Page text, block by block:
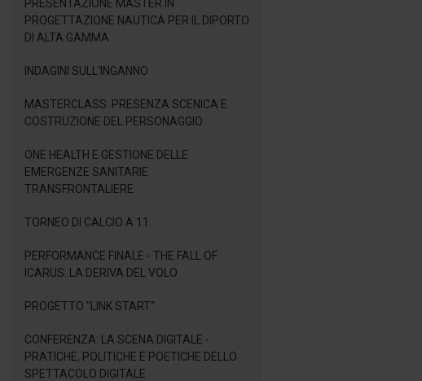
PRESENTAZIONE MASTER IN
PROGETTAZIONE NAUTICA PER IL DIPORTO
DI ALTA GAMMA
INDAGINI SULL'INGANNO
MASTERCLASS: PRESENZA SCENICA E
COSTRUZIONE DEL PERSONAGGIO
ONE HEALTH E GESTIONE DELLE
EMERGENZE SANITARIE
TRANSFRONTALIERE
TORNEO DI CALCIO A 11
PERFORMANCE FINALE - THE FALL OF
ICARUS: LA DERIVA DEL VOLO
PROGETTO "LINK START"
CONFERENZA: LA SCENA DIGITALE -
PRATICHE, POLITICHE E POETICHE DELLO
SPETTACOLO DIGITALE